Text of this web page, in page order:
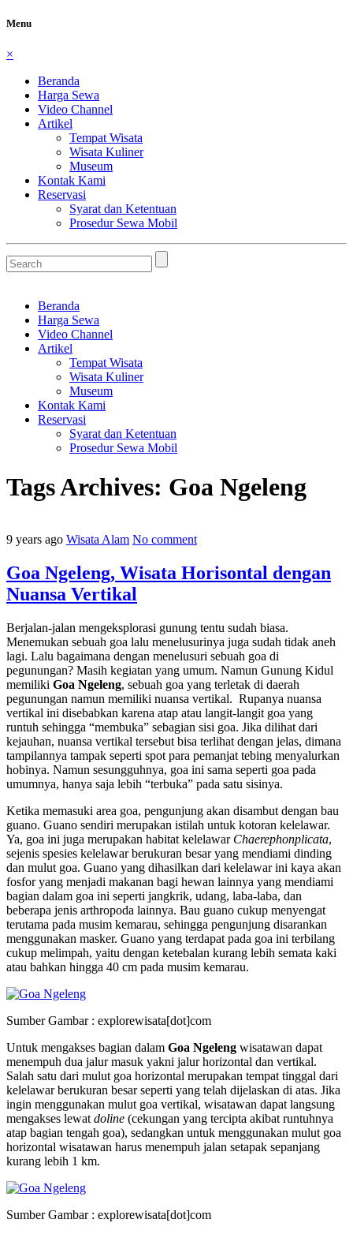
Menu
×
Beranda
Harga Sewa
Video Channel
Artikel
Tempat Wisata
Wisata Kuliner
Museum
Kontak Kami
Reservasi
Syarat dan Ketentuan
Prosedur Sewa Mobil
Beranda
Harga Sewa
Video Channel
Artikel
Tempat Wisata
Wisata Kuliner
Museum
Kontak Kami
Reservasi
Syarat dan Ketentuan
Prosedur Sewa Mobil
Tags Archives: Goa Ngeleng
9 years ago Wisata Alam No comment
Goa Ngeleng, Wisata Horisontal dengan
Nuansa Vertikal
Berjalan-jalan mengeksplorasi gunung tentu sudah biasa.
Menemukan sebuah goa lalu menelusurinya juga sudah tidak aneh
lagi. Lalu bagaimana dengan menelusuri sebuah goa di
pegunungan? Masih kegiatan yang umum. Namun Gunung Kidul
memiliki Goa Ngeleng, sebuah goa yang terletak di daerah
pegunungan namun memiliki nuansa vertikal. Rupanya nuansa
vertikal ini disebabkan karena atap atau langit-langit goa yang
runtuh sehingga “membuka” sebagian sisi goa. Jika dilihat dari
kejauhan, nuansa vertikal tersebut bisa terlihat dengan jelas, dimana
tampilannya tampak seperti spot para pemanjat tebing menyalurkan
hobinya. Namun sesungguhnya, goa ini sama seperti goa pada
umumnya, hanya saja lebih “terbuka” pada satu sisinya.
Ketika memasuki area goa, pengunjung akan disambut dengan bau
guano. Guano sendiri merupakan istilah untuk kotoran kelelawar.
Ya, goa ini juga merupakan habitat kelelawar Chaerephonplicata,
sejenis spesies kelelawar berukuran besar yang mendiami dinding
dan mulut goa. Guano yang dihasilkan dari kelelawar ini kaya akan
fosfor yang menjadi makanan bagi hewan lainnya yang mendiami
bagian dalam goa ini seperti jangkrik, udang, laba-laba, dan
beberapa jenis arthropoda lainnya. Bau guano cukup menyengat
terutama pada musim kemarau, sehingga pengunjung disarankan
menggunakan masker. Guano yang terdapat pada goa ini terbilang
cukup melimpah, yaitu dengan ketebalan kurang lebih semata kaki
atau bahkan hingga 40 cm pada musim kemarau.
Sumber Gambar : explorewisata[dot]com
Untuk mengakses bagian dalam Goa Ngeleng wisatawan dapat
menempuh dua jalur masuk yakni jalur horizontal dan vertikal.
Salah satu dari mulut goa horizontal merupakan tempat tinggal dari
kelelawar berukuran besar seperti yang telah dijelaskan di atas. Jika
ingin menggunakan mulut goa vertikal, wisatawan dapat langsung
mengakses lewat doline (cekungan yang tercipta akibat runtuhnya
atap bagian tengah goa), sedangkan untuk menggunakan mulut goa
horizontal wisatawan harus menempuh jalan setapak sepanjang
kurang lebih 1 km.
Sumber Gambar : explorewisata[dot]com